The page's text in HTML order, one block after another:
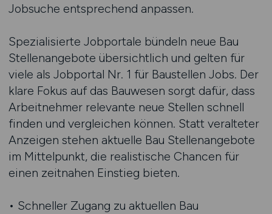
Jobsuche entsprechend anpassen.
Spezialisierte Jobportale bündeln neue Bau
Stellenangebote übersichtlich und gelten für
viele als Jobportal Nr. 1 für Baustellen Jobs. Der
klare Fokus auf das Bauwesen sorgt dafür, dass
Arbeitnehmer relevante neue Stellen schnell
finden und vergleichen können. Statt veralteter
Anzeigen stehen aktuelle Bau Stellenangebote
im Mittelpunkt, die realistische Chancen für
einen zeitnahen Einstieg bieten.
• Schneller Zugang zu aktuellen Bau